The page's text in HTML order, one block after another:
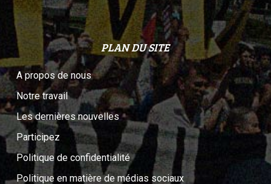
PLAN DU SITE
A propos de nous
Notre travail
Les dernières nouvelles
Participez
Politique de confidentialité
Politique en matière de médias sociaux